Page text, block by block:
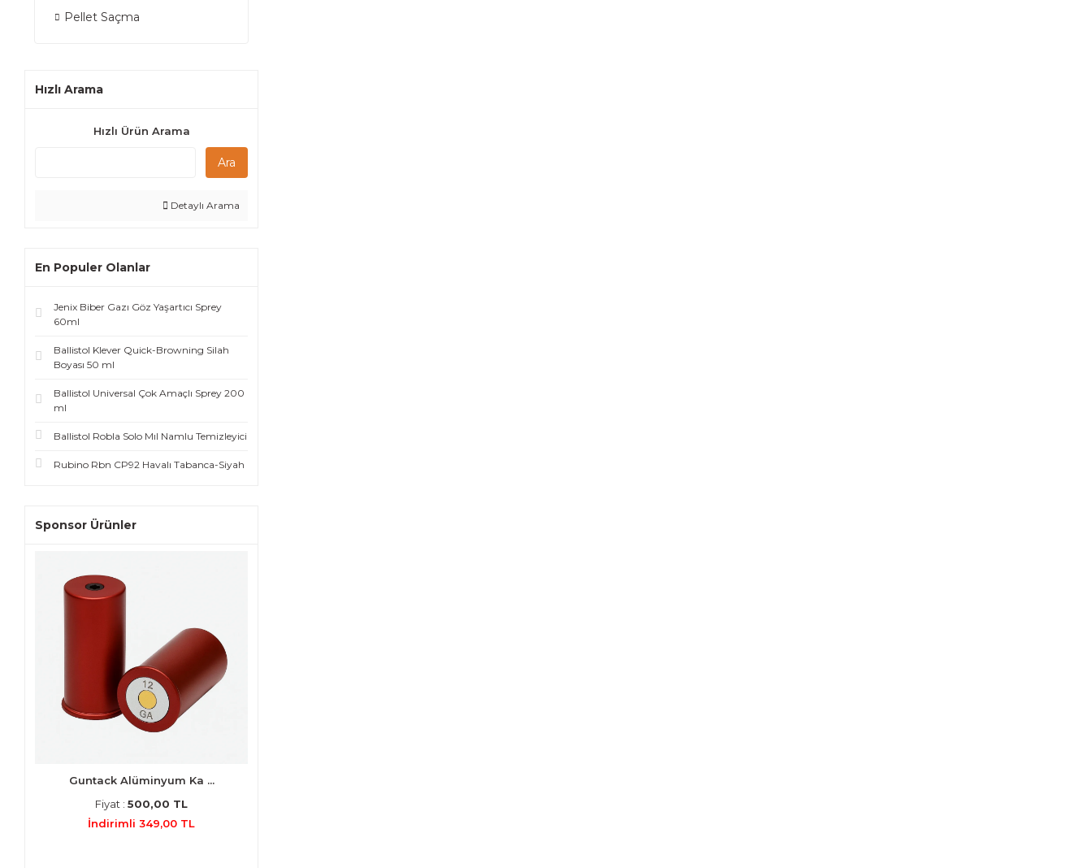
Pellet Saçma
Hızlı Arama
Hızlı Ürün Arama
Ara
Detaylı Arama
En Populer Olanlar
Jenix Biber Gazı Göz Yaşartıcı Sprey
60ml
Ballistol Klever Quick-Browning Silah
Boyası 50 ml
Ballistol Universal Çok Amaçlı Sprey 200
ml
Ballistol Robla Solo Mıl Namlu Temizleyici
Rubino Rbn CP92 Havalı Tabanca-Siyah
Sponsor Ürünler
Guntack Alüminyum Ka ...
Fiyat : 500,00 TL
İndirimli 349,00 TL